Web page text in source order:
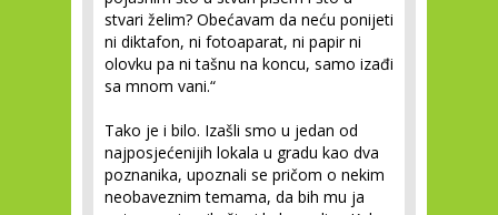
stvari želim? Obećavam da neću ponijeti
ni diktafon, ni fotoaparat, ni papir ni
olovku pa ni tašnu na koncu, samo izađi
sa mnom vani.“
Tako je i bilo. Izašli smo u jedan od
najposjećenijih lokala u gradu kao dva
poznanika, upoznali se pričom o nekim
neobaveznim temama, da bih mu ja